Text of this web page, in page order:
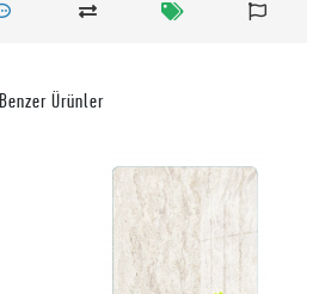
Benzer Ürünler